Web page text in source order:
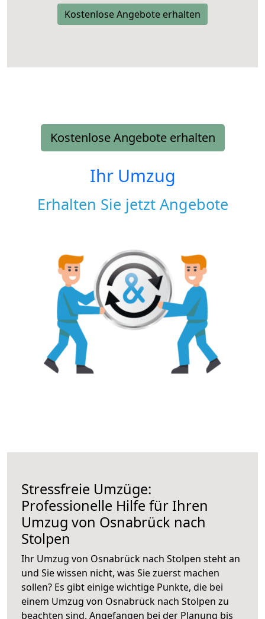
Kostenlose Angebote erhalten
Kostenlose Angebote erhalten
Ihr Umzug
Erhalten Sie jetzt Angebote
Stressfreie Umzüge:
Professionelle Hilfe für Ihren
Umzug von Osnabrück nach
Stolpen
Ihr Umzug von Osnabrück nach Stolpen steht an
und Sie wissen nicht, was Sie zuerst machen
sollen? Es gibt einige wichtige Punkte, die bei
einem Umzug von Osnabrück nach Stolpen zu
beachten sind. Angefangen bei der Planung bis